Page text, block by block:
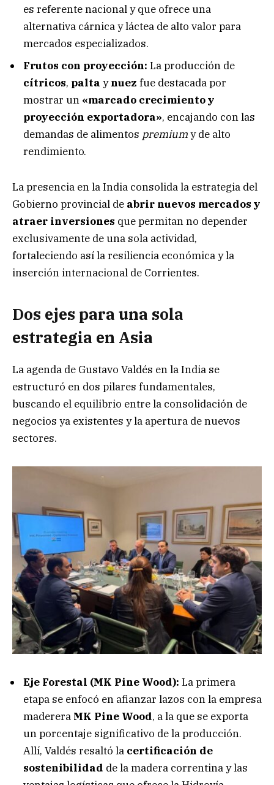
es referente nacional y que ofrece una
alternativa cárnica y láctea de alto valor para
mercados especializados.
Frutos con proyección: La producción de
cítricos, palta ynuez fue destacada por
mostrar un «marcado crecimiento y
proyección exportadora», encajando con las
demandas de alimentos premiumy de alto
rendimiento.
La presencia en la India consolida la estrategia del
Gobierno provincial de abrir nuevos mercados y
atraer inversiones que permitan no depender
exclusivamente de una sola actividad,
fortaleciendo así la resiliencia económica y la
inserción internacional de Corrientes.
Dos ejes para una sola
estrategia en Asia
La agenda de Gustavo Valdés en la India se
estructuró en dos pilares fundamentales,
buscando el equilibrio entre la consolidación de
negocios ya existentes y la apertura de nuevos
sectores.
Eje Forestal (MK Pine Wood): La primera
etapa se enfocó en afianzar lazos con la empresa
maderera MK Pine Wood, a la que se exporta
un porcentaje significativo de la producción.
Allí, Valdés resaltó la certificación de
sostenibilidad de la madera correntina y las